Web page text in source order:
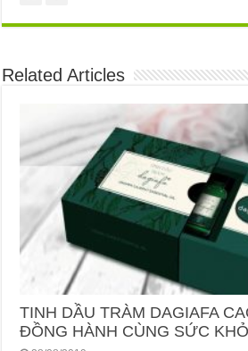
Related Articles
TINH DẦU TRÀM DAGIAFA
ĐỒNG HÀNH CÙNG SỨC